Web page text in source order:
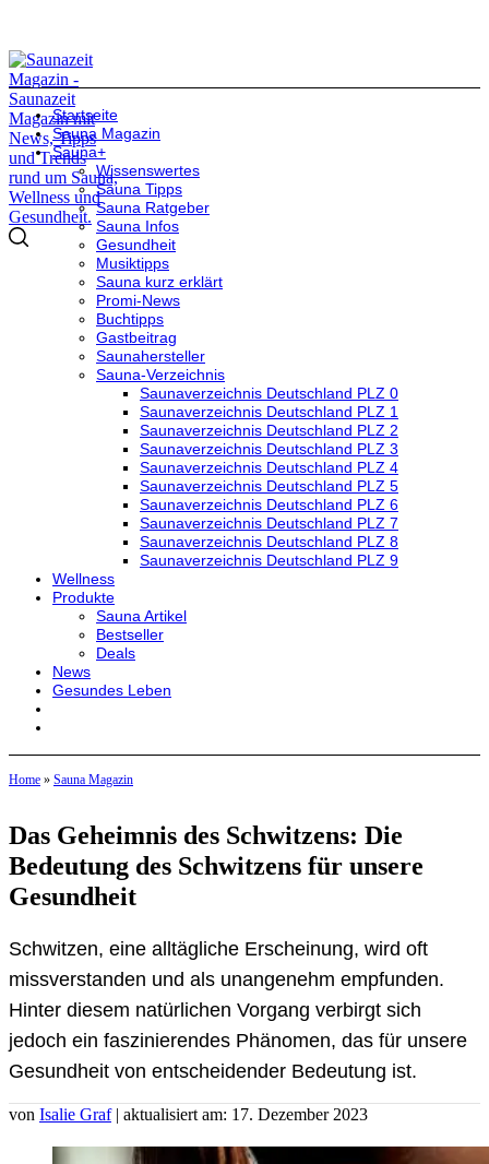
Startseite
Sauna Magazin
Sauna+
Wissenswertes
Sauna Tipps
Sauna Ratgeber
Sauna Infos
Gesundheit
Musiktipps
Sauna kurz erklärt
Promi-News
Buchtipps
Gastbeitrag
Saunahersteller
Sauna-Verzeichnis
Saunaverzeichnis Deutschland PLZ 0
Saunaverzeichnis Deutschland PLZ 1
Saunaverzeichnis Deutschland PLZ 2
Saunaverzeichnis Deutschland PLZ 3
Saunaverzeichnis Deutschland PLZ 4
Saunaverzeichnis Deutschland PLZ 5
Saunaverzeichnis Deutschland PLZ 6
Saunaverzeichnis Deutschland PLZ 7
Saunaverzeichnis Deutschland PLZ 8
Saunaverzeichnis Deutschland PLZ 9
Wellness
Produkte
Sauna Artikel
Bestseller
Deals
News
Gesundes Leben
Home » Sauna Magazin
Das Geheimnis des Schwitzens: Die
Bedeutung des Schwitzens für unsere
Gesundheit
Schwitzen, eine alltägliche Erscheinung, wird oft
missverstanden und als unangenehm empfunden.
Hinter diesem natürlichen Vorgang verbirgt sich
jedoch ein faszinierendes Phänomen, das für unsere
Gesundheit von entscheidender Bedeutung ist.
von Isalie Graf | aktualisiert am: 17. Dezember 2023